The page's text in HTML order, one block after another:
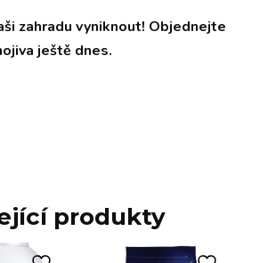
zahradu vyniknout! Objednejte
ještě dnes.
produkty